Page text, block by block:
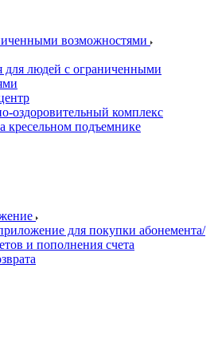
возможностями
людей с ограниченными
оздоровительный комплекс
кресельном подъемнике
для покупки абонемента/
и пополнения счета